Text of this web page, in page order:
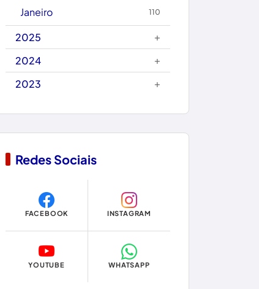
Caraíbas
Carinhanha
Caturama
Chapada Diamantina
Condeúba
Copa do Mundo 2026
Dom Basílio
Economia
Educação
Janeiro 110
2025
+
2024
+
2023
+
Redes Sociais
FACEBOOK INSTAGRAM
YOUTUBE WHATSAPP